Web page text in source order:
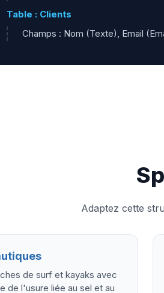
Table : Clients
Champs : Nom (Texte), Email
Adaptez cette
de surf et kayaks avec
de l'usure liée au sel et au